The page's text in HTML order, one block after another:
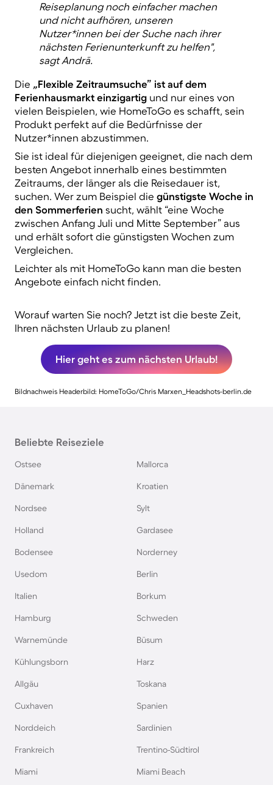
Reiseplanung noch einfacher machen
und nicht aufhören, unseren
Nutzer*innen bei der Suche nach ihrer
nächsten Ferienunterkunft zu helfen",
sagt Andrä.
Die „Flexible Zeitraumsuche” ist auf dem
Ferienhausmarkt einzigartig und nur eines von
vielen Beispielen, wie HomeToGo es schafft, sein
Produkt perfekt auf die Bedürfnisse der
Nutzer*innen abzustimmen.
Sie ist ideal für diejenigen geeignet, die nach dem
besten Angebot innerhalb eines bestimmten
Zeitraums, der länger als die Reisedauer ist,
suchen. Wer zum Beispiel die günstigste Woche in
den Sommerferien sucht, wählt “eine Woche
zwischen Anfang Juli und Mitte September” aus
und erhält sofort die günstigsten Wochen zum
Vergleichen.
Leichter als mit HomeToGo kann man die besten
Angebote einfach nicht finden.
Worauf warten Sie noch? Jetzt ist die beste Zeit,
Ihren nächsten Urlaub zu planen!
Hier geht es zum nächsten Urlaub!
Bildnachweis Headerbild: HomeToGo/Chris Marxen_Headshots-berlin.de
Beliebte Reiseziele
Ostsee Mallorca
Dänemark Kroatien
Nordsee Sylt
Holland Gardasee
Bodensee Norderney
Usedom Berlin
Italien Borkum
Hamburg Schweden
Warnemünde Büsum
Kühlungsborn Harz
Allgäu Toskana
Cuxhaven Spanien
Norddeich Sardinien
Frankreich Trentino-Südtirol
Miami Miami Beach